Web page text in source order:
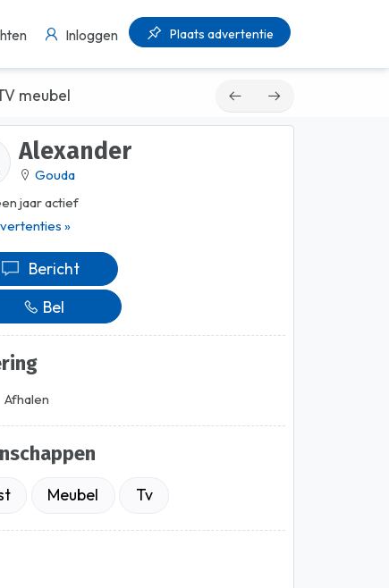
Inloggen Plaats advertentie
meubel
Alexander
Gouda
jaar actief
»
Bericht
Bel
Afhalen
Meubel Tv